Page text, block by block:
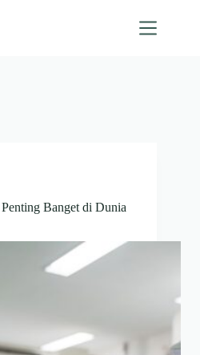
Banget di Dunia